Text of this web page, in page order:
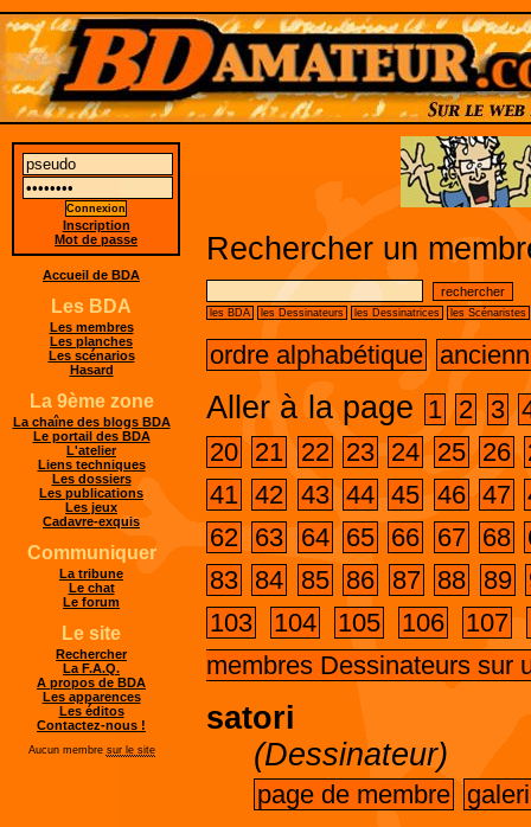
Rechercher un
les BDA les Dessinateurs les Dessinatrices les Scénaristes
ordre alphabétique
Aller à la page 1 2 3
20 21 22 23 24 25 26
41 42 43 44 45 46 47
62 63 64 65 66 67 68
83 84 85 86 87 88 89
103
104 105 106 107
membres Dessinateurs sur
satori
(Dessinateur)
page de membre
Inscription
Mot de passe
Accueil de BDA
Les BDA
Les membres
Les planches
Les scénarios
Hasard
La 9ème zone
La chaîne des blogs BDA
Le portail des BDA
L'atelier
Liens techniques
Les dossiers
Les publications
Les jeux
Cadavre-exquis
Communiquer
La tribune
Le chat
Le forum
Le site
Rechercher
La F.A.Q.
A propos de BDA
Les apparences
Les éditos
Contactez-nous !
Aucun membre sur le site